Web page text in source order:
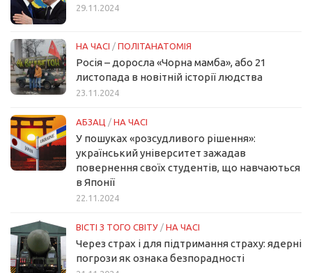
29.11.2024
НА ЧАСІ / ПОЛІТАНАТОМІЯ
Росія – доросла «Чорна мамба», або 21
листопада в новітній історії людства
23.11.2024
АБЗАЦ / НА ЧАСІ
У пошуках «розсудливого рішення»:
український університет зажадав
повернення своїх студентів, що навчаються
в Японії
22.11.2024
ВІСТІ З ТОГО СВІТУ / НА ЧАСІ
Через страх і для підтримання страху: ядерні
погрози як ознака безпорадності